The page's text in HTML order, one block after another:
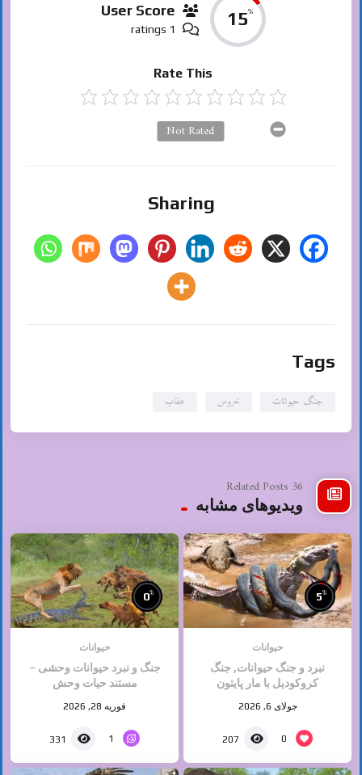
15%
User Score
1 ratings
Rate This
Not Rated
Sharing
Tags
جنگ حیوانات خروس عقاب
36 Related Posts
ویدیوهای مشابه
5%
حیوانات
نبرد و جنگ حیوانات, جنگ
کروکودیل با مار پایتون
جولای 6, 2026
0
207
0%
حیوانات
جنگ و نبرد حیوانات وحشی –
مستند حیات وحش
فوریه 28, 2026
1
331